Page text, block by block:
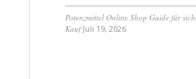
Potenzmittel Online Shop Guide für
Kauf Juli 19, 2026